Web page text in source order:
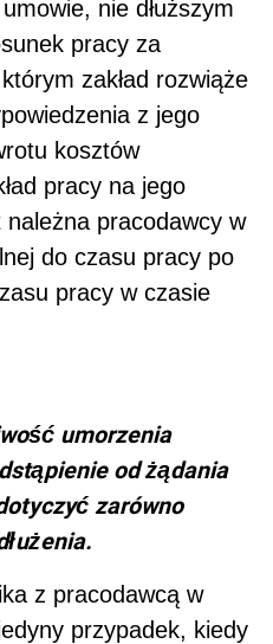
nie dłuższym
pracy za
zakład rozwiąże
z jego
kosztów
pracy na jego
pracodawcy w
do czasu pracy po
pracy w czasie
umorzenia
od żądania
zarówno
z pracodawcą w
przypadek, kiedy